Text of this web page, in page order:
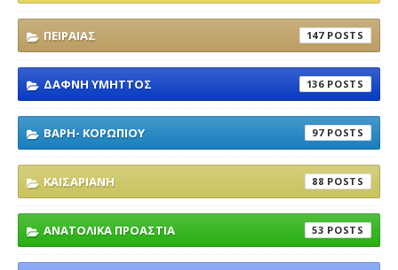
ΠΕΙΡΑΙΑΣ 147
ΔΑΦΝΗ ΥΜΗΤΤΟΣ 136
ΒΑΡΗ- ΚΟΡΩΠΙΟΥ 97
ΚΑΙΣΑΡΙΑΝΗ 88
ΑΝΑΤΟΛΙΚΑ ΠΡΟΑΣΤΙΑ 53